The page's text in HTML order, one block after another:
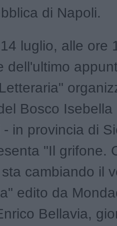
di Napoli.
luglio, alle ore
dell'ultimo
Bosco Isebella
- in provincia di
"Il grifone.
cambiando il
edito da
Bellavia,